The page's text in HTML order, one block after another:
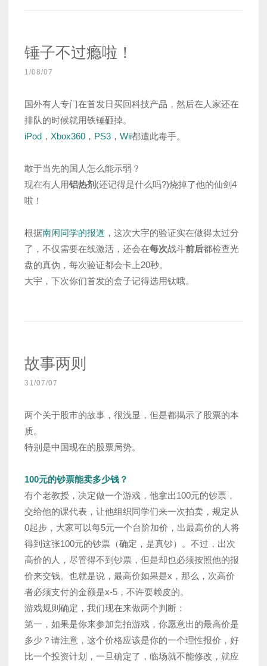
ー
目”
锤子不过瘾啦！
1/08/07
国外有人专门在首发日买回科技产品，然后在人家还在
排队的时候就用铁锤砸掉。
iPod ， Xbox360 ， PS3 ， Wii都遭此毒手。
敢于当先的国人怎么能示弱？
现在有人用铝热剂 (还记得是什么吗?)烧掉了他的仙剑4
啦！
根据南闲同学的报道 ，这次大宇的验证实在做得太过分
了，不仅需要在线激活，还会在每次战斗前后都检查光
盘的真伪，每次验证都会卡上20秒。
大宇，下次你们首发的盒子记得选用钛哦。
故事两则
31/07/07
两个关于股市的故事，很浅显，但是都揭示了股票的本
质。
特别是中国现在的股票局势。
100元的钞票能卖多少钱？
有个老教授，决定做一个游戏，他拿出100元的钞票，
交给他的课代表，让他组织同学们来一次拍卖，规定从
0起步，大家可以每5元一个台阶加价，出最高价的人将
得到这张100元的钞票（确定，是真钞）。不过，出次
高价的人，尽管得不到钞票，但是却也必须按照他的报
价来交钱。也就是说，最高价如果是x，那么，次高价
者必须支付的金额是x-5，不许耍赖皮的。
游戏规则确定，我们现在来做两个判断：
第一，如果是你来参加竞拍游戏，你愿意出的最高价是
多少？请注意，这个价格应该是你的一个理性报价，好
比一个投资计划，一旦确定了，临场就不能修改，就应